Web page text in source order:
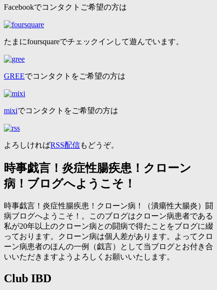
Facebookでコンタクトご希望の方は
たまにfoursquareでチェックインして遊んでいます。
GREEでコンタクトをご希望の方は
mixiでコンタクトをご希望の方は
よろしければRSS配信もどうぞ。
時事戯言！炎症性腸疾患！クローン
病！ブログへようこそ！
時事戯言！炎症性腸疾患！クローン病！（潰瘍性大腸炎）闘
病ブログへようこそ！。このブログはクローン病患者である
私が20年以上のクローン病との闘病で得たことをブログに綴
っております。クローン病は個人差があります。よってクロ
ーン病患者のほんの一例（戯言）として当ブログとお付き合
いいただきますようよろしくお願いいたします。
Club IBD